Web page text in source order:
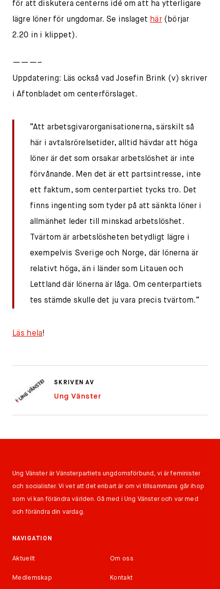
för att diskutera centerns idé om att ha ytterligare
lägre löner för ungdomar. Se inslaget här (börjar
2.20 in i klippet).
———–
Uppdatering: Läs också vad Josefin Brink (v) skriver
i Aftonbladet om centerförslaget.
”Att arbetsgivarorganisationerna, särskilt så
här i avtalsrörelsetider, alltid hävdar att höga
löner är det som orsakar arbetslöshet är inte
förvånande. Men det är ett partsintresse, inte
ett faktum, som centerpartiet tycks tro. Det
finns ingenting som tyder på att sänkta löner i
allmänhet leder till minskad arbetslöshet.
Tvärtom är arbetslösheten betydligt lägre i
exempelvis Sverige och Norge, där lönerna är
relativt höga, än i länder som Litauen och
Lettland där lönerna är låga. Om centerpartiets
tes stämde skulle det ju vara precis tvärtom.”
Läs hela!
SKRIVEN AV
Ung Vänster
Ung Vänster är Vänsterpartiets ungdomsförbund, vi är feminister
och socialister. Vi vet att det enbart är om vi tillsammans går ihop
som vi kan förändra världen. Gå med i Ung Vänster och var med
och förändra din vardag.
NAVIGATION
Aktuellt Om oss
Medlemskap Kontakt